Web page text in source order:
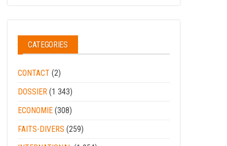
CATEGORIES
CONTACT (2)
DOSSIER (1 343)
ECONOMIE (308)
FAITS-DIVERS (259)